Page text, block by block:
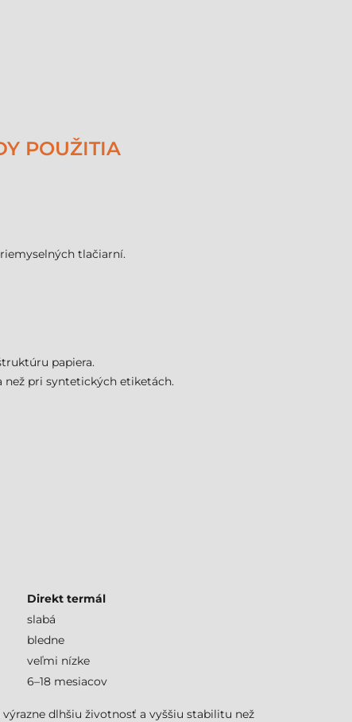
POUŽITIA
tlačiarní.
papiera.
pri syntetických etiketách.
Direkt termál
slabá
bledne
veľmi nízke
6–18 mesiacov
dlhšiu životnosť a vyššiu stabilitu než